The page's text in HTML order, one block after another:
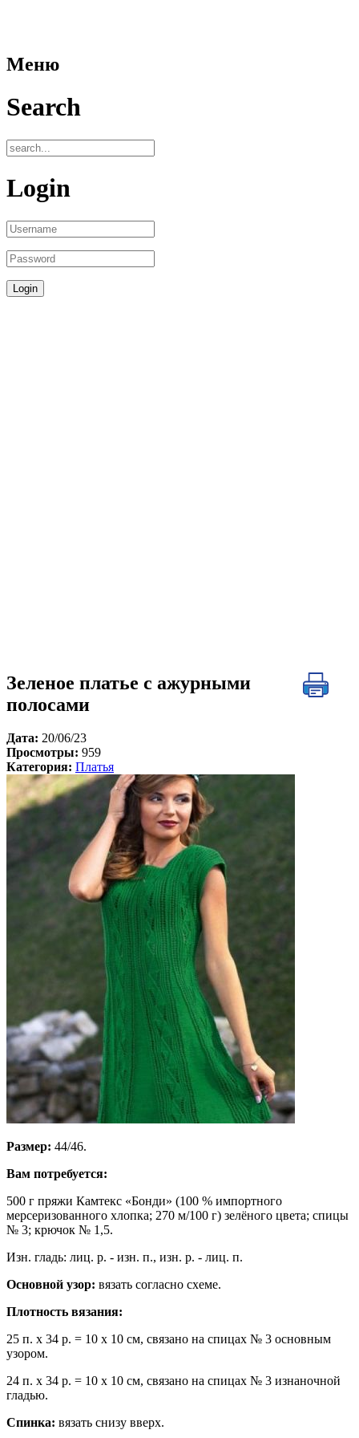
Меню
Search
Login
Зеленое платье с ажурными
полосами
Дата: 20/06/23
Просмотры: 959
Категория: Платья
Размер: 44/46.
Вам потребуется:
500 г пряжи Камтекс «Бонди» (100 % импортного
мерсеризованного хлопка; 270 м/100 г) зелёного цвета; спицы
№ 3; крючок № 1,5.
Изн. гладь: лиц. р. - изн. п., изн. р. - лиц. п.
Основной узор: вязать согласно схеме.
Плотность вязания:
25 п. х 34 p. = 10 х 10 см, связано на спицах № 3 основным
узором.
24 п. х 34 р. = 10 х 10 см, связано на спицах № 3 изнаночной
гладью.
Спинка: вязать снизу вверх.